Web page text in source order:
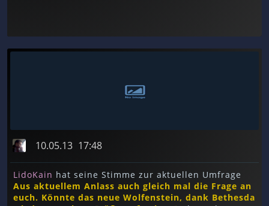
10.05.13 17:48
LidoKain hat seine Stimme zur aktuellen Umfrage
Aus aktuellem Anlass auch gleich mal die Frage an
euch. Könnte das neue Wolfenstein, dank Bethesda